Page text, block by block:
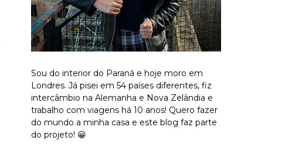
Sou do interior do Paraná e hoje moro em
Londres. Já pisei em 54 países diferentes, fiz
intercâmbio na Alemanha e Nova Zelândia e
trabalho com viagens há 10 anos! Quero fazer
do mundo a minha casa e este blog faz parte
do projeto! 😀